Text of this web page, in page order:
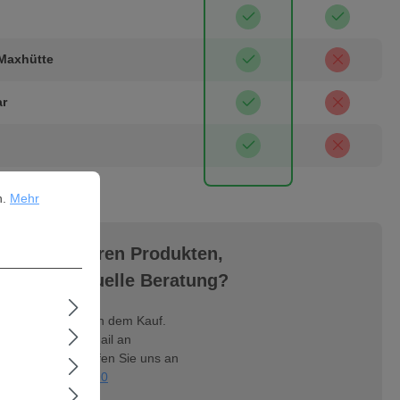
zu unseren Produkten,
individuelle Beratung?
vor und nach dem Kauf.
Sie uns eine Mail an
, oder rufen Sie uns an
09404 - 95390
Informationen ...
Mehr